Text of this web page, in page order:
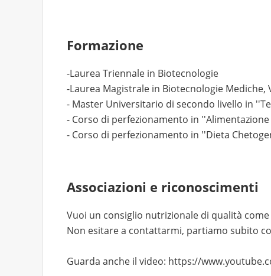
Formazione
-Laurea Triennale in Biotecnologie
-Laurea Magistrale in Biotecnologie Mediche,
- Master Universitario di secondo livello in
- Corso di perfezionamento in
- Corso di perfezionamento in ''Dieta
Associazioni e riconoscimenti
Vuoi un consiglio nutrizionale di qualità
Non esitare a contattarmi, partiamo subito
Guarda anche il video: https://